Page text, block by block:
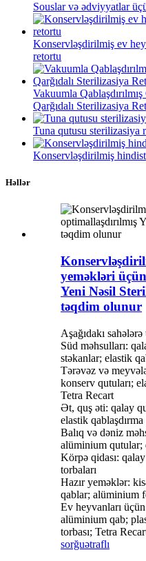
Souslar və ədviyyatlar
Konservləşdirilmiş ev
retortu
Vakuumla
Qarğıdalı Sterilizasiya
Tuna qutusu sterilizasiya
Konservləşdirilmiş
Həllər
yeməkləri
Yeni Nəsil
təqdim olunur
Aşağıdakı
Süd məhsulları:
stəkanlar; elastik
Tərəvəz və
konserv qutuları;
Tetra Recart
Ət, quş əti: qalay
elastik qablaşdırma
Balıq və dəniz
alüminium qutular;
Körpə qidası:
torbaları
Hazır yeməklər:
qablar; alüminium
Ev heyvanları
alüminium qab;
torbası; Tetra
sorğuətraflı